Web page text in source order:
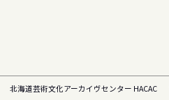
北海道芸術文化アーカイヴセンター HACAC